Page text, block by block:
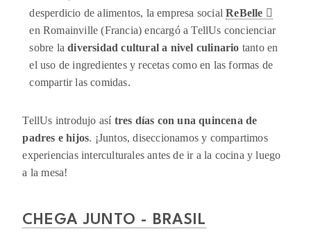
desperdicio de alimentos, la empresa socialReBelle
en Romainville (Francia) encargó a TellUs concienciar
sobre ladiversidad cultural a nivel culinario tanto en
el uso de ingredientes y recetas como en las formas de
compartir las comidas.
TellUs introdujo así tres días con una quincena de
padres e hijos. ¡Juntos, diseccionamos y compartimos
experiencias interculturales antes de ir a la cocina y luego
a la mesa!
CHEGA JUNTO - BRASIL